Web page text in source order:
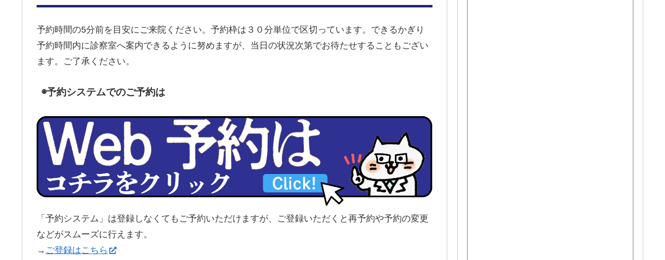
予約時間の5分前を目安にご来院ください。予約枠は３０分単位で区切っています。できるかぎり
予約時間内に診察室へ案内できるように努めますが、当日の状況次第でお待たせすることもござい
ます。ご了承ください。
◉予約システムでのご予約は
「予約システム」は登録しなくてもご予約いただけますが、ご登録いただくと再予約や予約の変更
などがスムーズに行えます。
→ ご登録はこちら